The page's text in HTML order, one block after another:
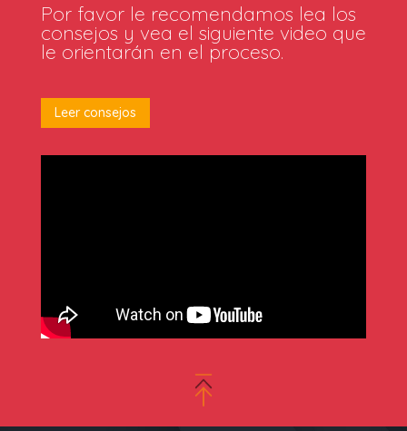
Por favor le recomendamos lea los
consejos y vea el siguiente video que
le orientarán en el proceso.
Leer consejos